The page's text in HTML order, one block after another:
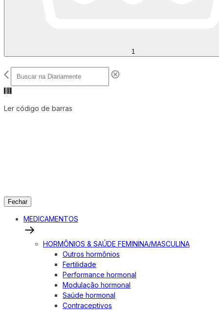
1
Ler código de barras
Fechar
MEDICAMENTOS
HORMÔNIOS & SAÚDE FEMININA/MASCULINA
Outros hormônios
Fertilidade
Performance hormonal
Modulação hormonal
Saúde hormonal
Contraceptivos